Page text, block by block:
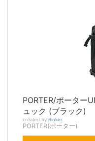
PORTER/ポーター
ュック (ブラック)
created by Rinker
PORTER(ポーター)